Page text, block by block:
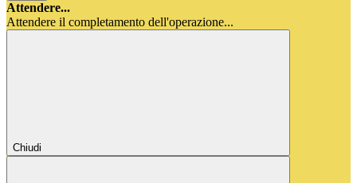
Attendere...
Attendere il completamento dell'operazione...
Chiudi